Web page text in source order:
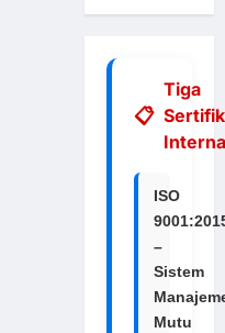
Tiga
ISO
–
Sistem
Mutu